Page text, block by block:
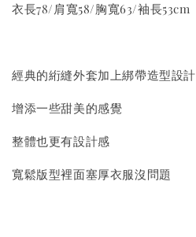
衣長78/肩寬58/胸寬63/袖長53cm
經典的絎縫外套加上綁帶造型設計
增添一些甜美的感覺
整體也更有設計感
寬鬆版型裡面塞厚衣服沒問題